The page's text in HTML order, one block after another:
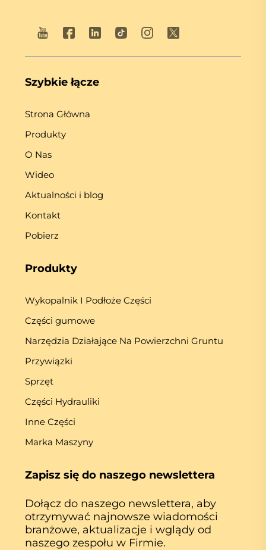
Szybkie łącze
Strona Główna
Produkty
O Nas
Wideo
Aktualności i blog
Kontakt
Pobierz
Produkty
Wykopalnik I Podłoże Części
Części gumowe
Narzędzia Działające Na Powierzchni Gruntu
Przywiązki
Sprzęt
Części Hydrauliki
Inne Części
Marka Maszyny
Zapisz się do naszego newslettera
Dołącz do naszego newslettera, aby
otrzymywać najnowsze wiadomości
branżowe, aktualizacje i wglądy od
naszego zespołu w Firmie.